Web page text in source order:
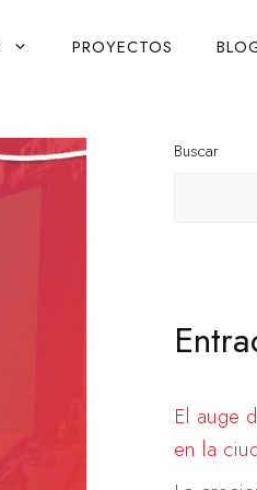
PROYECTOS
Buscar
El auge
en la